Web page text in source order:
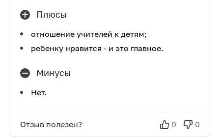
Плюсы
отношение учителей к детям;
ребенку нравится - и это главное.
Минусы
Нет.
Отзыв полезен? 0 0